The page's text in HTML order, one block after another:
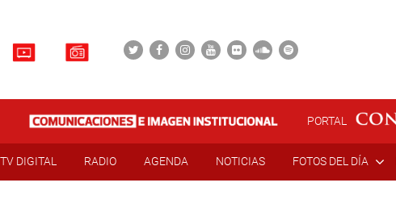
PORTAL
TV DIGITAL RADIO AGENDA NOTICIAS FOTOS DEL DÍA